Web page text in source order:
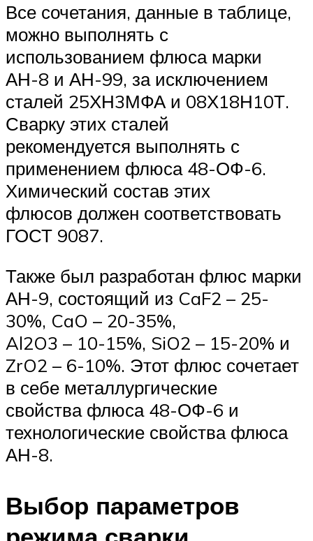
Все сочетания, данные в таблице,
можно выполнять с
использованием флюса марки
АН-8 и АН-99, за исключением
сталей 25ХН3МФА и 08Х18Н10Т.
Сварку этих сталей
рекомендуется выполнять с
применением флюса 48-ОФ-6.
Химический состав этих
флюсов должен соответствовать
ГОСТ 9087.
Также был разработан флюс марки
АН-9, состоящий из CaF2 – 25-
30%, CaO – 20-35%,
Al2O3 – 10-15%, SiO2 – 15-20% и
ZrO2 – 6-10%. Этот флюс сочетает
в себе металлургические
свойства флюса 48-ОФ-6 и
технологические свойства флюса
АН-8.
Выбор параметров